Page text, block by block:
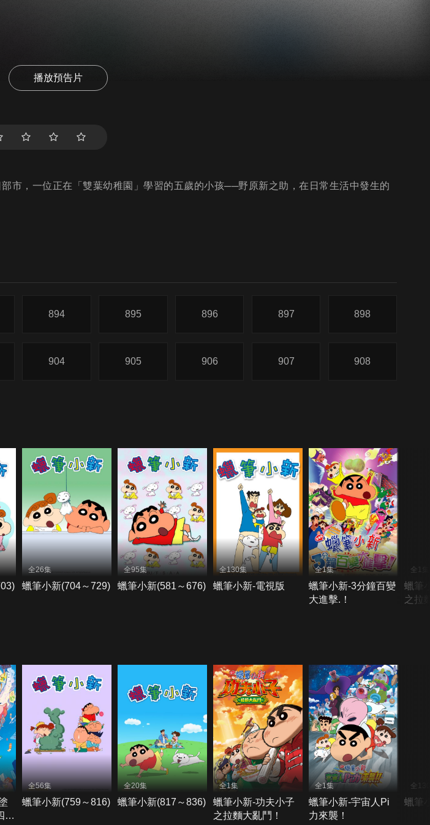
播放預告片
市，一位正在「雙葉幼稚園」學習的五歲的小孩──野原新之助，在日常生活中發生的
894 895 896 897 898
904 905 906 907 908
全26集
蠟筆小新(704～729)
全95集
蠟筆小新(581～676)
全130集
蠟筆小新-電視版
全1集
蠟筆小新-3分鐘百變
大進擊.！
全1集
蠟筆
之拉
勇
全56集
蠟筆小新(759～816)
全20集
蠟筆小新(817～836)
全1集
蠟筆小新-功夫小子
之拉麵大亂鬥！
全1集
蠟筆小新-宇宙人Pi
力來襲！
全
蠟筆